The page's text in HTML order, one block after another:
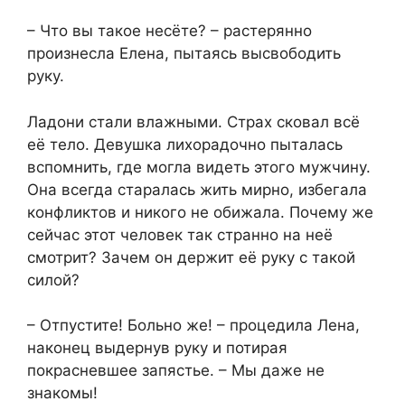
– Что вы такое несёте? – растерянно
произнесла Елена, пытаясь высвободить
руку.
Ладони стали влажными. Страх сковал всё
её тело. Девушка лихорадочно пыталась
вспомнить, где могла видеть этого мужчину.
Она всегда старалась жить мирно, избегала
конфликтов и никого не обижала. Почему же
сейчас этот человек так странно на неё
смотрит? Зачем он держит её руку с такой
силой?
– Отпустите! Больно же! – процедила Лена,
наконец выдернув руку и потирая
покрасневшее запястье. – Мы даже не
знакомы!